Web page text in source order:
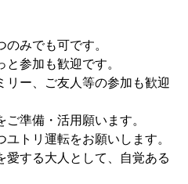
みでも可です。
参加も歓迎です。
ー、ご友人等の参加も歓迎
準備・活用願います。
トリ運転をお願いします。
する大人として、自覚ある